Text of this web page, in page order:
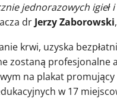
jednorazowych
dr Jerzy Zaborowski
krwi, uzyska
zostaną profesjonalne
na plakat
w 17